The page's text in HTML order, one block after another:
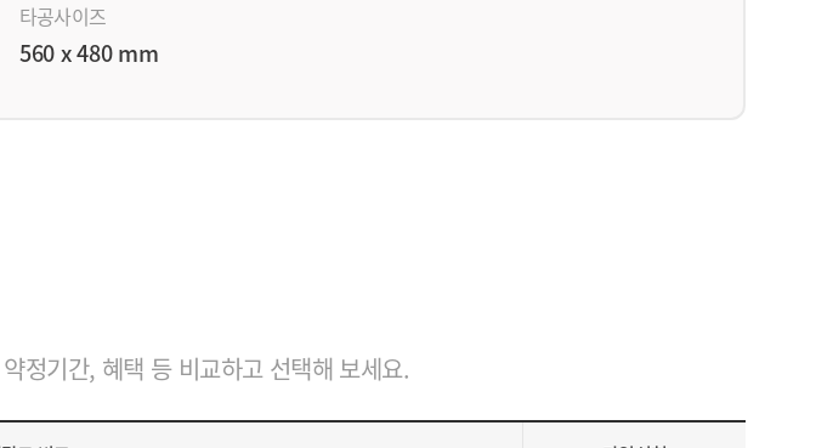
타공사이즈
560 x 480 mm
정기간, 혜택 등 비교하고 선택해 보세요.